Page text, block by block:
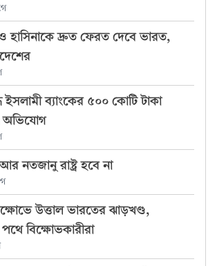
হাসিনাকে দ্রুত ফেরত দেবে ভারত,
ইসলামী ব্যাংকের ৫০০ কোটি টাকা
অভিযোগ
নতজানু রাষ্ট্র হবে না
উত্তাল ভারতের ঝাড়খণ্ড,
বিক্ষোভকারীরা